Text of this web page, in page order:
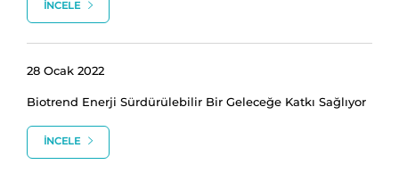
İNCELE
28 Ocak 2022
Biotrend Enerji Sürdürülebilir Bir Geleceğe Katkı Sağlıyor
İNCELE